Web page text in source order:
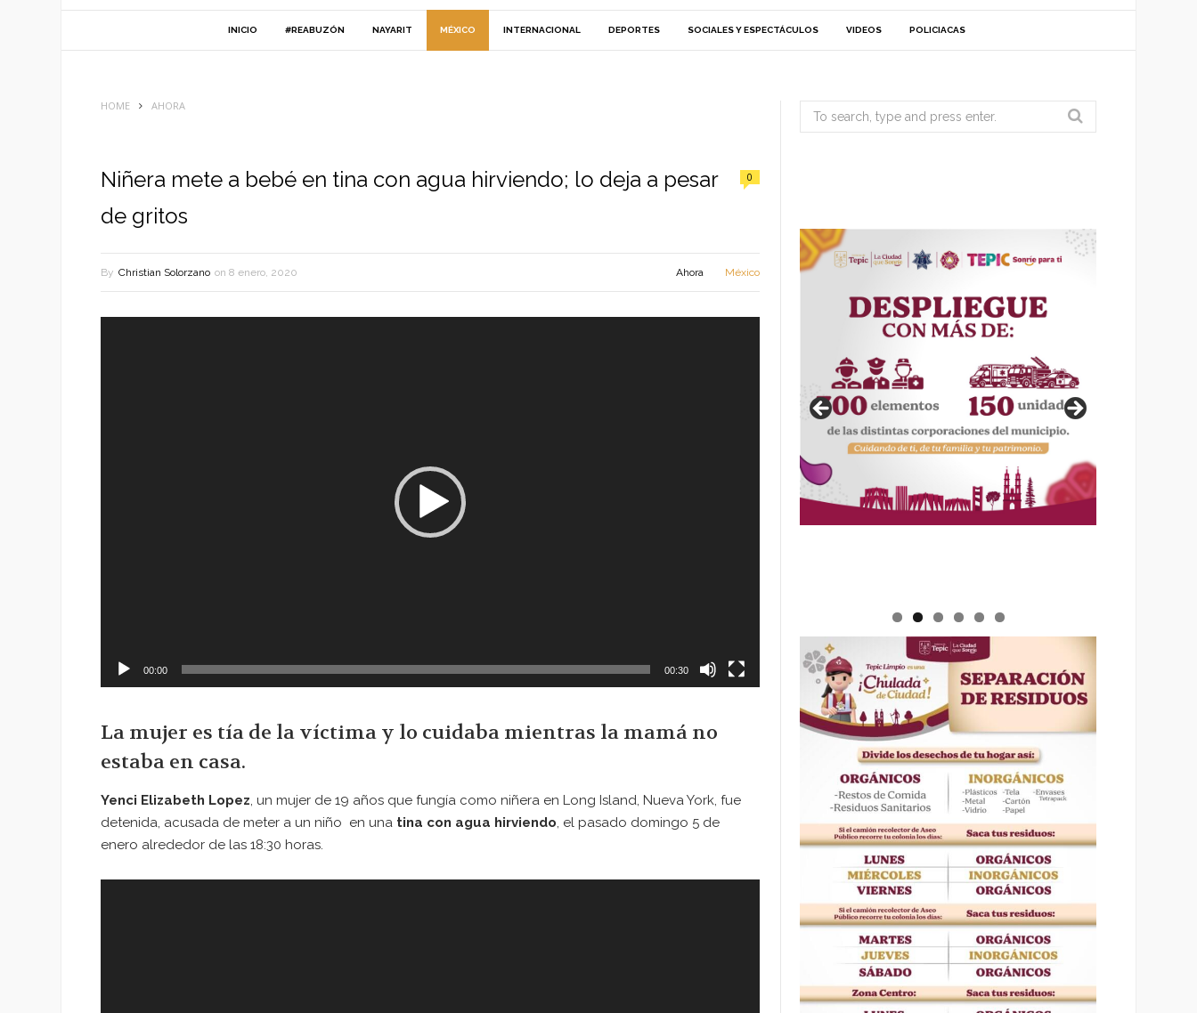
INICIO #REABUZÓN NAYARIT MÉXICO INTERNACIONAL DEPORTES SOCIALES Y ESPECTÁCULOS VIDEOS POLICIACAS
HOME AHORA
Niñera mete a bebé en tina con agua hirviendo; lo deja a pesar
de gritos
0
By Christian Solorzano on 8 enero, 2020 Ahora México
00:00 00:30
La mujer es tía de la víctima y lo cuidaba mientras la mamá no
estaba en casa.
Yenci Elizabeth Lopez, un mujer de 19 años que fungía como niñera en Long Island, Nueva York, fue
detenida, acusada de meter a un niño en una tina con agua hirviendo, el pasado domingo 5 de
enero alrededor de las 18:30 horas.
Search
for: